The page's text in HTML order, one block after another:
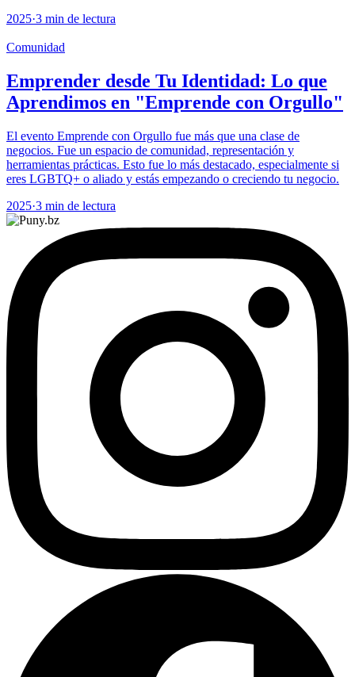
2025·3 min de lectura
Comunidad
Emprender desde Tu Identidad: Lo que
Aprendimos en "Emprende con Orgullo"
El evento Emprende con Orgullo fue más que una clase de
negocios. Fue un espacio de comunidad, representación y
herramientas prácticas. Esto fue lo más destacado, especialmente si
eres LGBTQ+ o aliado y estás empezando o creciendo tu negocio.
2025·3 min de lectura